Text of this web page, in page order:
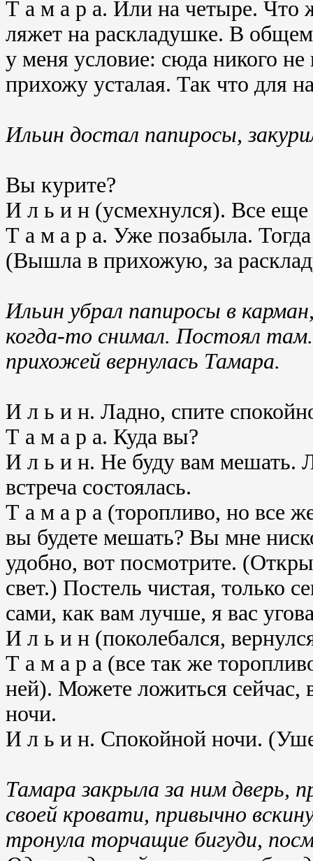
Т а м а р а. Или на четыре. Что
ляжет на раскладушке. В
у меня условие: сюда никого
прихожу усталая. Так что для
Ильин достал папиросы,
Вы курите?
И л ь и н (усмехнулся). Все
Т а м а р а. Уже позабыла.
(Вышла в прихожую, за
Ильин убрал папиросы в
когда-то снимал. Постоял
прихожей вернулась Тамара.
И л ь и н. Ладно, спите
Т а м а р а. Куда вы?
И л ь и н. Не буду вам мешать.
встреча состоялась.
Т а м а р а (торопливо, но все
вы будете мешать? Вы мне
удобно, вот посмотрите.
свет.) Постель чистая, только
сами, как вам лучше, я вас
И л ь и н (поколебался,
Т а м а р а (все так же
ней). Можете ложиться сейчас,
ночи.
И л ь и н. Спокойной ночи.
Тамара закрыла за ним дверь,
своей кровати, привычно
тронула торчащие бигуди,